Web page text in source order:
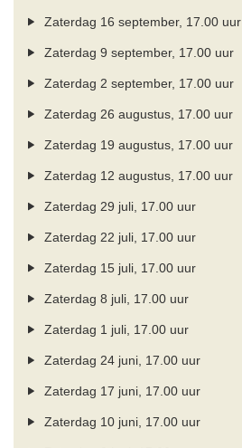
Zaterdag 16 september, 17.00 uur
Zaterdag 9 september, 17.00 uur
Zaterdag 2 september, 17.00 uur
Zaterdag 26 augustus, 17.00 uur
Zaterdag 19 augustus, 17.00 uur
Zaterdag 12 augustus, 17.00 uur
Zaterdag 29 juli, 17.00 uur
Zaterdag 22 juli, 17.00 uur
Zaterdag 15 juli, 17.00 uur
Zaterdag 8 juli, 17.00 uur
Zaterdag 1 juli, 17.00 uur
Zaterdag 24 juni, 17.00 uur
Zaterdag 17 juni, 17.00 uur
Zaterdag 10 juni, 17.00 uur